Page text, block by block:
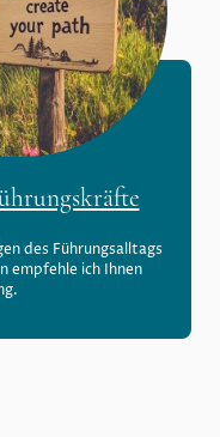
des Führungsalltags
empfehle ich Ihnen